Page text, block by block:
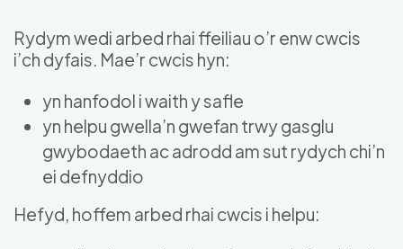
Rydym wedi arbed rhai ffeiliau o’r enw cwcis
i’ch dyfais. Mae’r cwcis hyn:
yn hanfodol i waith y safle
yn helpu gwella’n gwefan trwy gasglu
gwybodaeth ac adrodd am sut rydych chi’n
ei defnyddio
Hefyd, hoffem arbed rhai cwcis i helpu: